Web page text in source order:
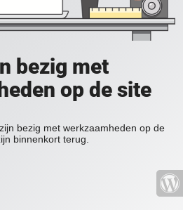
bezig met
op de site
bezig met werkzaamheden op de
binnenkort terug.